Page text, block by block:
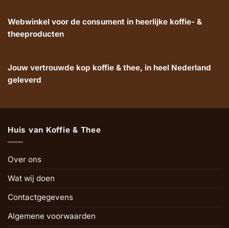
Webwinkel voor de consument in heerlijke koffie- &
theeproducten
Jouw vertrouwde kop koffie & thee, in heel Nederland
geleverd
Huis van Koffie & Thee
Over ons
Wat wij doen
Contactgegevens
Algemene voorwaarden